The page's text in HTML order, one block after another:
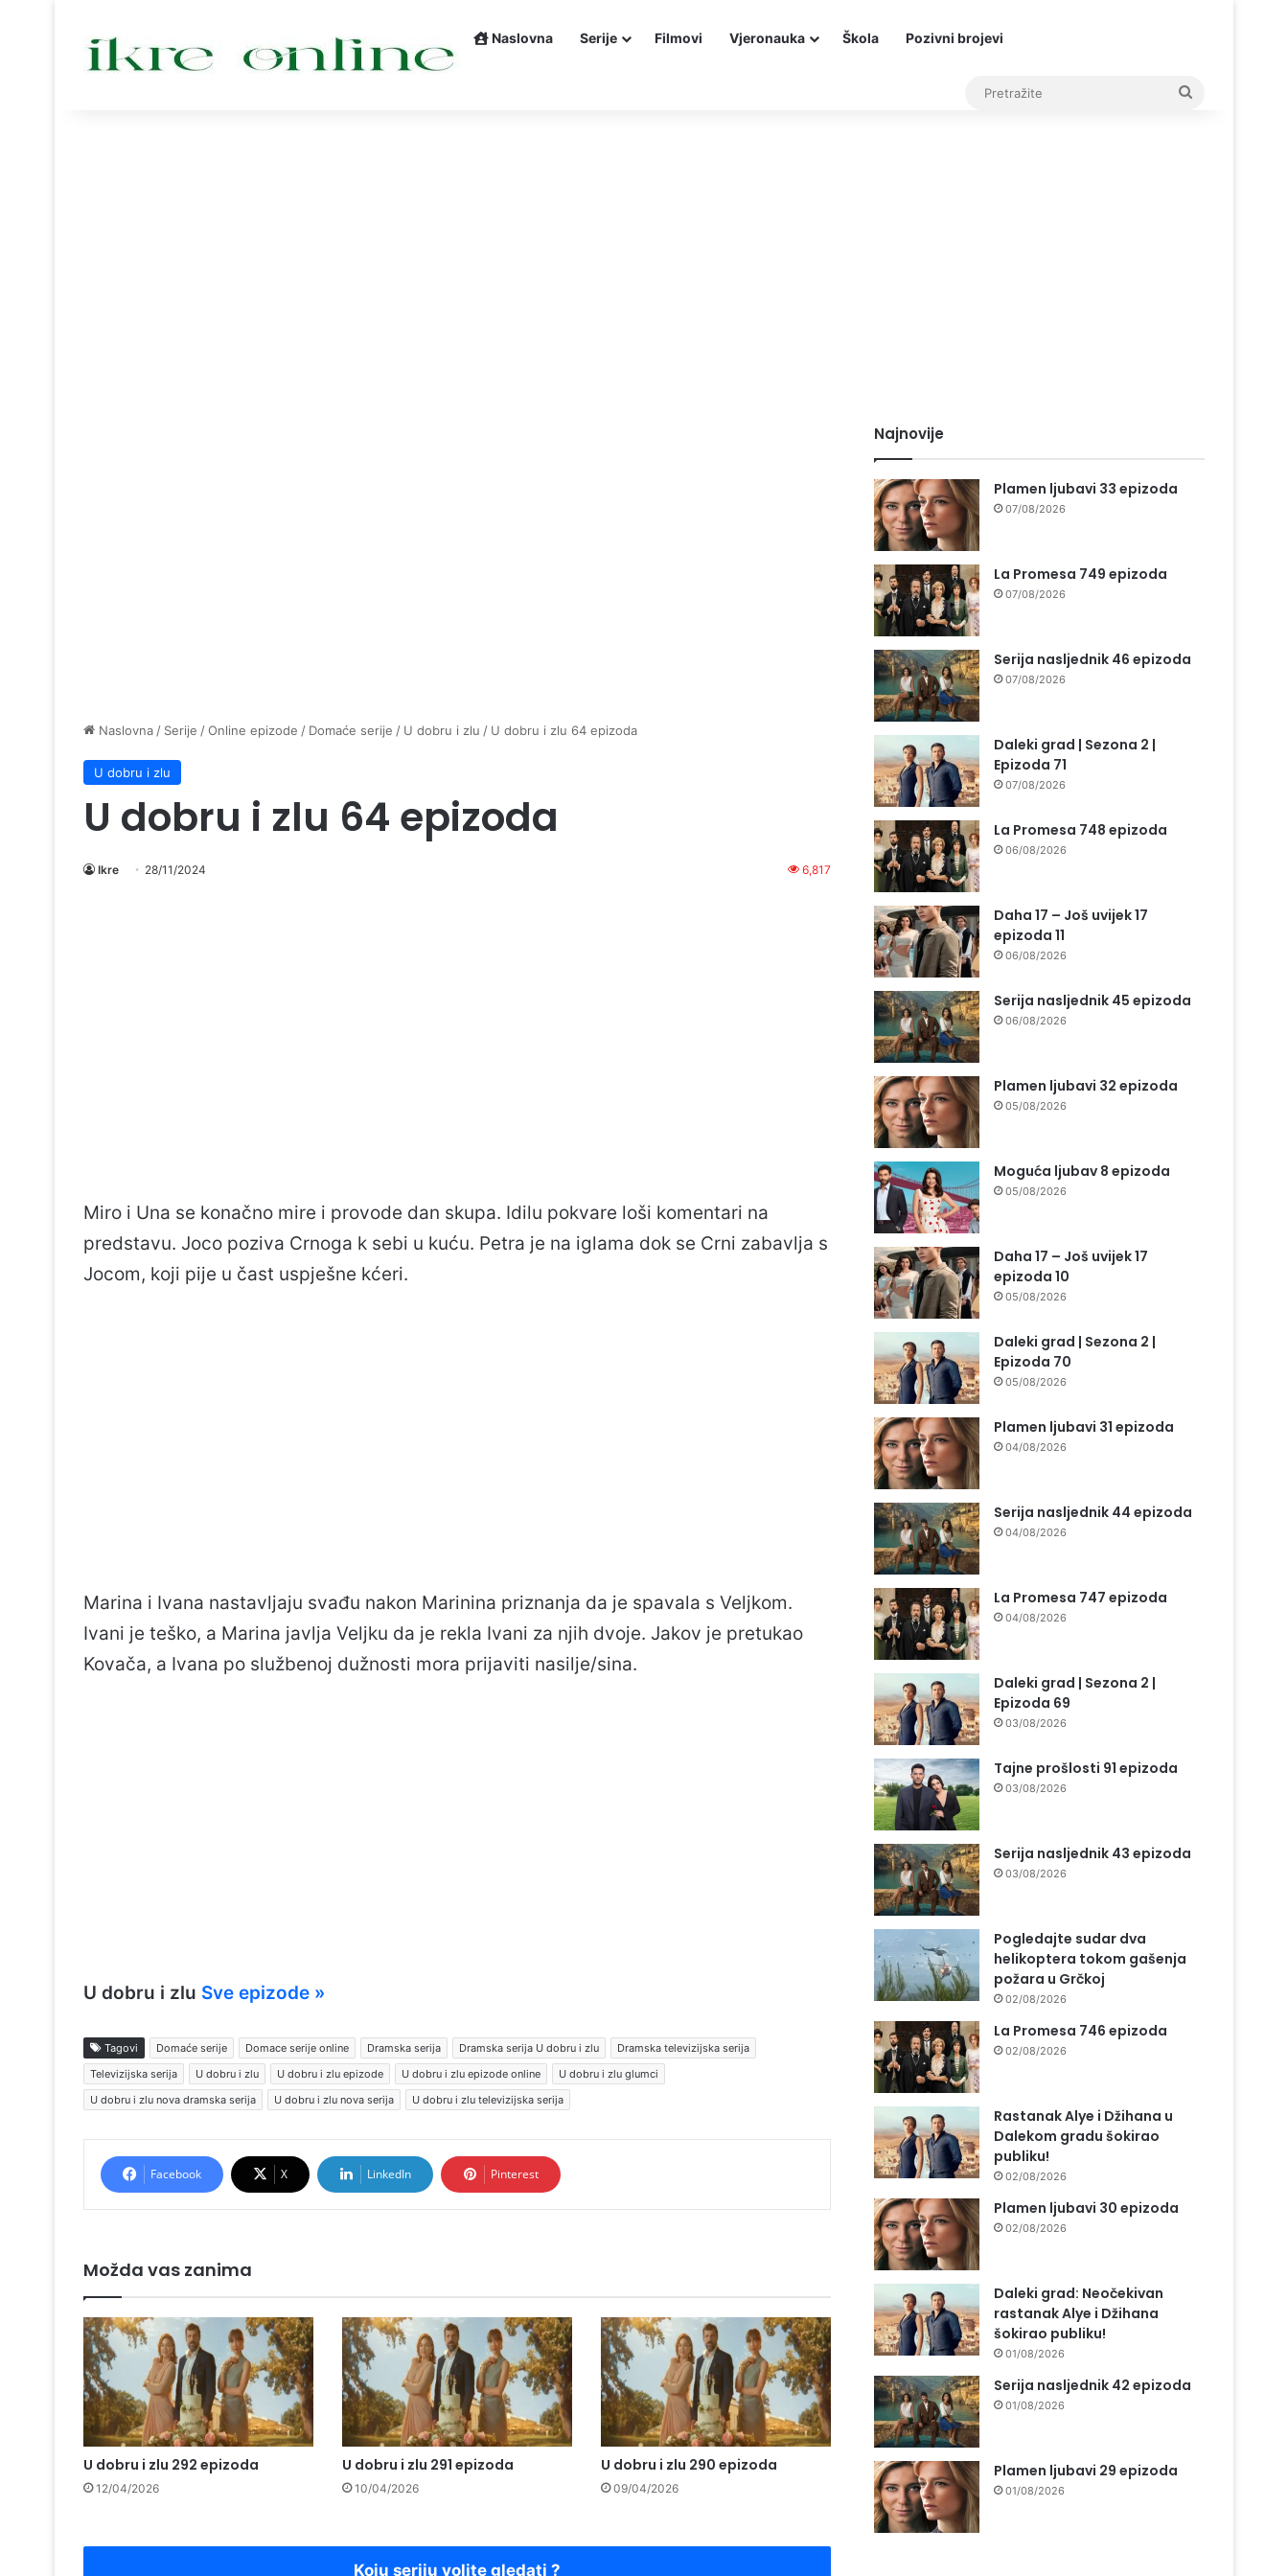
Naslovna Serije Filmovi Vjeronauka Škola Pozivni brojevi
Naslovna / Serije /Online epizode / Domaće serije / U dobru i zlu / U dobru i zlu 64 epizoda
U dobru i zlu
U dobru i zlu 64 epizoda
Ikre 28/11/2024 6,817
Miro i Una se konačno mire i provode dan skupa. Idilu pokvare loši komentari na
predstavu. Joco poziva Crnoga k sebi u kuću. Petra je na iglama dok se Crni zabavlja s
Jocom, koji pije u čast uspješne kćeri.
Marina i Ivana nastavljaju svađu nakon Marinina priznanja da je spavala s Veljkom.
Ivani je teško, a Marina javlja Veljku da je rekla Ivani za njih dvoje. Jakov je pretukao
Kovača, a Ivana po službenoj dužnosti mora prijaviti nasilje/sina.
U dobru i zlu Sve epizode »
Tagovi Domaće serije Domace serije online Dramska serija Dramska serija U dobru i zlu
Dramska televizijska serija
Televizijska serija
U dobru i zlu U dobru i zlu epizode U dobru i zlu epizode online
U dobru i zlu glumci
U dobru i zlu nova dramska serija
U dobru i zlu nova serija U dobru i zlu televizijska serija
Facebook X LinkedIn Pinterest
Možda vas zanima
U dobru i zlu 292 epizoda
12/04/2026
U dobru i zlu 291 epizoda
10/04/2026
U dobru i zlu 290 epizoda
09/04/2026
Koju seriju volite gledati ?
Najnovije
Plamen ljubavi 33 epizoda
07/08/2026
La Promesa 749 epizoda
07/08/2026
Serija nasljednik 46 epizoda
07/08/2026
Daleki grad | Sezona 2 |
Epizoda 71
07/08/2026
La Promesa 748 epizoda
06/08/2026
Daha 17 – Još uvijek 17
epizoda 11
06/08/2026
Serija nasljednik 45 epizoda
06/08/2026
Plamen ljubavi 32 epizoda
05/08/2026
Moguća ljubav 8 epizoda
05/08/2026
Daha 17 – Još uvijek 17
epizoda 10
05/08/2026
Daleki grad | Sezona 2 |
Epizoda 70
05/08/2026
Plamen ljubavi 31 epizoda
04/08/2026
Serija nasljednik 44 epizoda
04/08/2026
La Promesa 747 epizoda
04/08/2026
Daleki grad | Sezona 2 |
Epizoda 69
03/08/2026
Tajne prošlosti 91 epizoda
03/08/2026
Serija nasljednik 43 epizoda
03/08/2026
Pogledajte sudar dva
helikoptera tokom gašenja
požara u Grčkoj
02/08/2026
La Promesa 746 epizoda
02/08/2026
Rastanak Alye i Džihana u
Dalekom gradu šokirao
publiku!
02/08/2026
Plamen ljubavi 30 epizoda
02/08/2026
Daleki grad: Neočekivan
rastanak Alye i Džihana
šokirao publiku!
01/08/2026
Serija nasljednik 42 epizoda
01/08/2026
Plamen ljubavi 29 epizoda
01/08/2026